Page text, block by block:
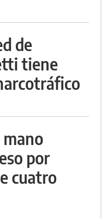
de
tiene
mano
por
cuatro